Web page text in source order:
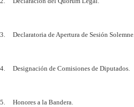
3. Declaratoria de Apertura de Sesión Solemne.
4. Designación de Comisiones de Diputados.
5. Honores a la Bandera.